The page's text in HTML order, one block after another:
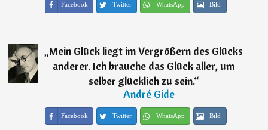
Facebook Twitter WhatsApp Bild
„Mein Glück liegt im Vergrößern des Glücks
anderer. Ich brauche das Glück aller, um
selber glücklich zu sein.“
―André Gide
Facebook Twitter WhatsApp Bild